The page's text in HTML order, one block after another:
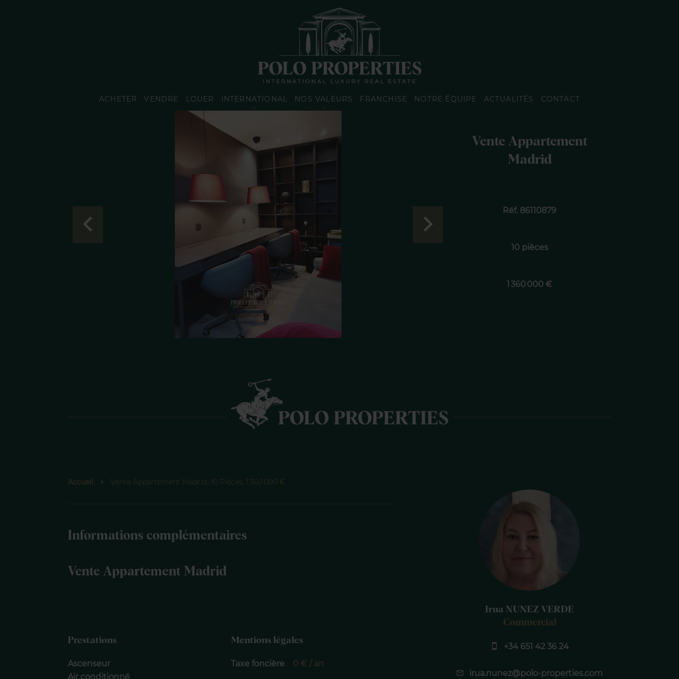
ACHETER VENDRE LOUER INTERNATIONAL NOS VALEURS FRANCHISE NOTRE ÉQUIPE ACTUALITÉS CONTACT
Vente Appartement
Madrid
Réf. 86110879
10 pièces
1 360 000 €
Accueil Vente Appartement Madrid, 10 Pièces, 1 360 000 €
Informations complémentaires
Vente Appartement Madrid
Prestations
Ascenseur
Air conditionné
Mentions légales
Taxe foncière 0 € / an
Irua NUNEZ VERDE
Commercial
+34 651 42 36 24
irua.nunez@polo-properties.com